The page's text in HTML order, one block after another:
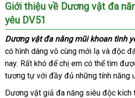
Giới thiệu về Dương vật đa
yêu DV51
Dương vật đa năng mũi khoan tình
có hình dáng vô cùng mới lạ kho
hàng
và độc
naygiao
hàng
. Rất khó ở
đâu
để chị em ở
đâu
tốt
có thể tìm qua
app
tương tự lấy
hàng
với đầy đủ showroom
những tính năng
Dương vật giả đa năng siêu độc kích